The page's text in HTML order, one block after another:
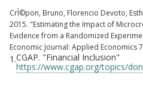
CrÌ©pon, Bruno, Florencio Devoto,
2015. "Estimating the Impact of
Evidence from a Randomized
Economic Journal: Applied Economics
1.CGAP. "Financial Inclusion"
https://www.cgap.org/topics/